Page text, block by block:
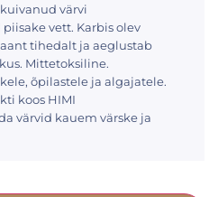
värvi
vett. Karbis olev
tihedalt ja aeglustab
Mittetoksiline.
õpilastele ja algajatele.
koos HIMI
värvid kauem värske ja